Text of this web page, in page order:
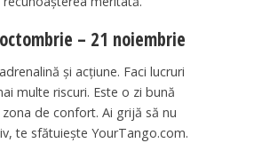
– 21 noiembrie
și acțiune. Faci lucruri
multe riscuri. Este o zi bună
de confort. Ai grijă să nu
te sfătuiește YourTango.com.